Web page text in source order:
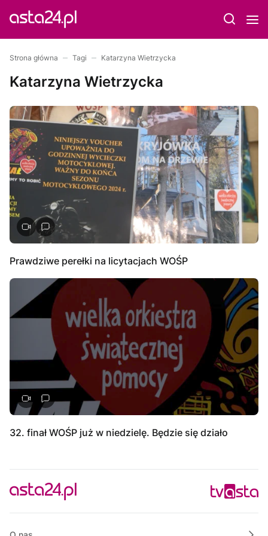
Strona główna Tagi Katarzyna Wietrzycka
Katarzyna Wietrzycka
Prawdziwe perełki na licytacjach WOŚP
32. finał WOŚP już w niedzielę. Będzie się działo